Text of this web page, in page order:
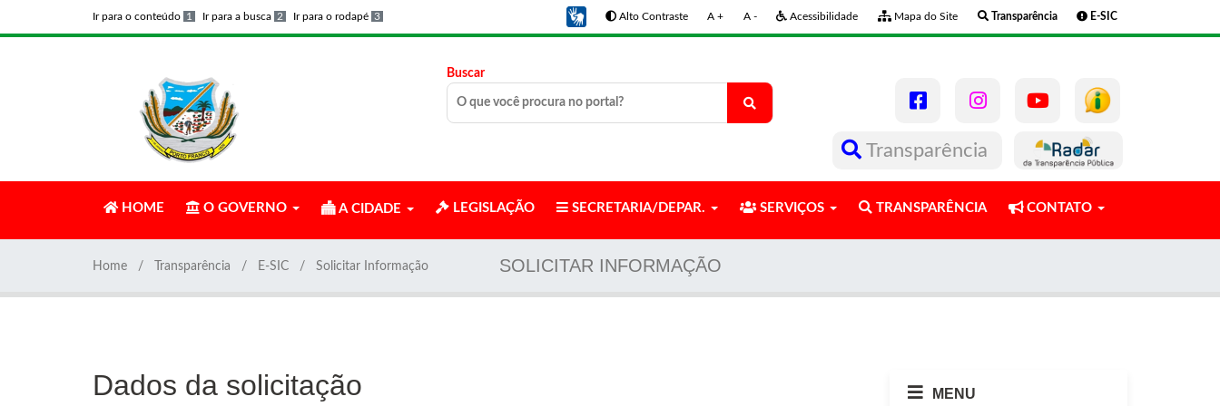
Ir para o conteúdo 1 Ir para a busca 2 Ir para o rodapé 3 Alto Contraste A + A - Acessibilidade Mapa do Site Transparência E-SIC
Buscar
Transparência
HOME O GOVERNO A CIDADE LEGISLAÇÃO SECRETARIA/DEPAR. SERVIÇOS TRANSPARÊNCIA CONTATO
SOLICITAR INFORMAÇÃO
Home Transparência E-SIC Solicitar Informação
Dados da solicitação MENU